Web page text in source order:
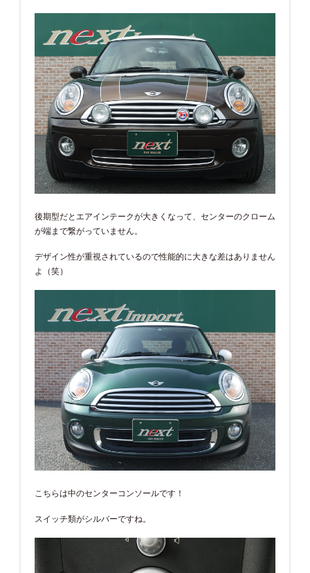
後期型だとエアインテークが大きくなって、センターのクローム
が端まで繋がっていません。
デザイン性が重視されているので性能的に大きな差はありません
よ（笑）
こちらは中のセンターコンソールです！
スイッチ類がシルバーですね。